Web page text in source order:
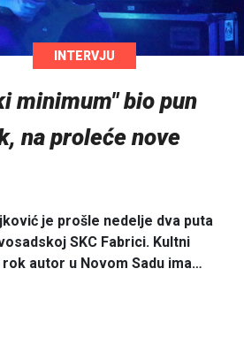
INTERVJU
minimum" bio pun
na proleće nove
je prošle nedelje dva puta
SKC Fabrici. Kultni
autor u Novom Sadu ima…